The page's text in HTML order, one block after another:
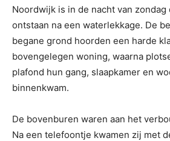
Noordwijk is in de nacht van zondag
ontstaan na een waterlekkage. De
begane grond hoorden een harde
bovengelegen woning, waarna
plafond hun gang, slaapkamer en
binnenkwam.
De bovenburen waren aan het
Na een telefoontje kwamen zij met